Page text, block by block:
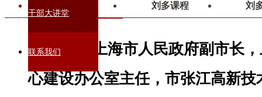
干部大讲堂
联系我们
刘多课程 刘
刘多，上海市人民政府副市长
心建设办公室主任，市张江高新